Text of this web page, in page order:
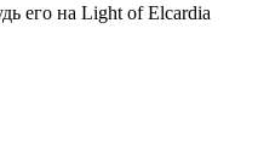
его на Light of Elcardia